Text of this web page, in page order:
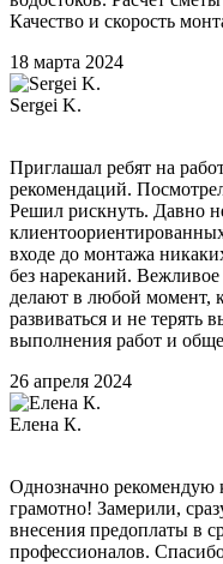
Качество и скорость
18 марта 2024
Sergei K.
Приглашал ребят на
рекомендаций.
Решил рискнуть. Давно
входе до монтажа
без нареканий.
делают в любой момент,
развиваться и не терять
выполнения работ и
26 апреля 2024
Елена К.
Однозначно рекомендую
грамотно! Замерили,
внесения предоплаты в
профессионалов.